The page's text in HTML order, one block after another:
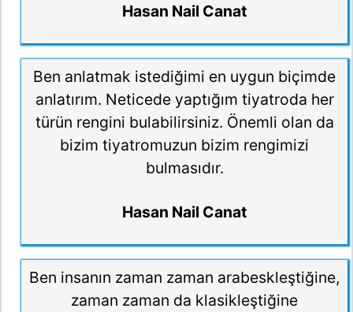
Hasan Nail Canat
Ben anlatmak istediğimi en uygun biçimde
anlatırım. Neticede yaptığım tiyatroda her
türün rengini bulabilirsiniz. Önemli olan da
bizim tiyatromuzun bizim rengimizi
bulmasıdır.
Hasan Nail Canat
Ben insanın zaman zaman arabeskleştiğine,
zaman zaman da klasikleştiğine